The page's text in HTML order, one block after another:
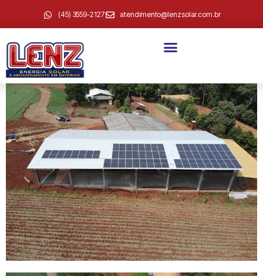
(45) 3559-2127 atendimento@lenzsolar.com.br
Rudi Reuse